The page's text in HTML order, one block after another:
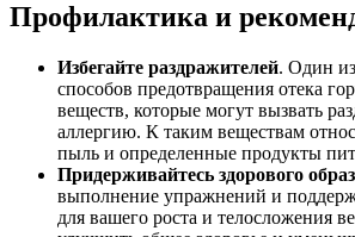
Профилактика и
Избегайте раздражителей. Один
способов предотвращения отека
веществ, которые могут вызвать
аллергию. К таким веществам
пыль и определенные продукты
Придерживайтесь здорового
выполнение упражнений и
для вашего роста и телосложения